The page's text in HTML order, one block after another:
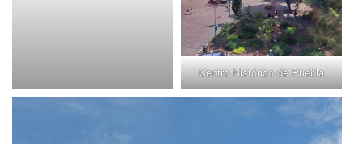
Centro Histórico de Puebla